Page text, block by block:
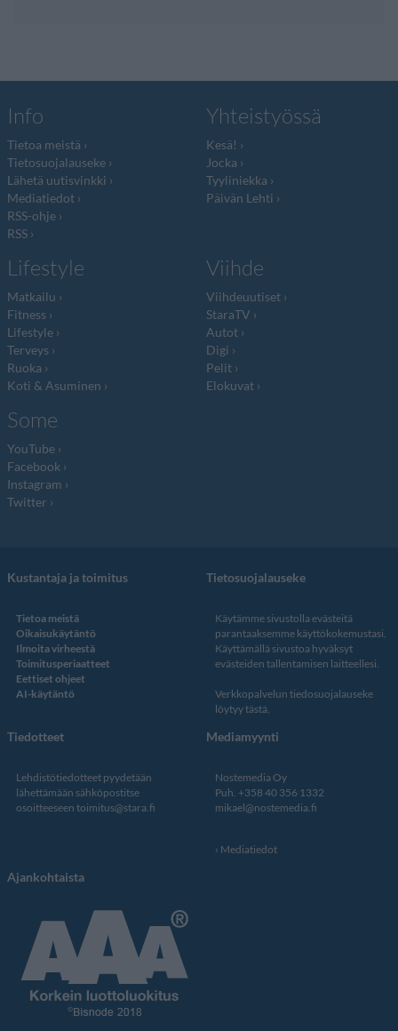
Info
Tietoa meistä
Tietosuojalauseke
Lähetä uutisvinkki
Mediatiedot
RSS-ohje
RSS
Yhteistyössä
Kesä!
Jocka
Tyyliniekka
Päivän Lehti
Lifestyle
Matkailu
Fitness
Lifestyle
Terveys
Ruoka
Koti & Asuminen
Viihde
Viihdeuutiset
StaraTV
Autot
Digi
Pelit
Elokuvat
Some
YouTube
Facebook
Instagram
Twitter
Kustantaja ja toimitus
Tietoa meistä
Oikaisukäytäntö
Ilmoita virheestä
Toimitusperiaatteet
Eettiset ohjeet
AI-käytäntö
Tietosuojalauseke
Käytämme sivustolla evästeitä
parantaaksemme käyttökokemustasi.
Käyttämällä sivustoa hyväksyt
evästeiden tallentamisen laitteellesi.
Verkkopalvelun tiedosuojalauseke
löytyy tästä
Tiedotteet
Lehdistötiedotteet pyydetään
lähettämään sähköpostitse
osoitteeseen toimitus@stara.fi
Mediamyynti
Nostemedia Oy
Puh. +358 40 356 1332
mikael@nostemedia.fi
Mediatiedot
Ajankohtaista